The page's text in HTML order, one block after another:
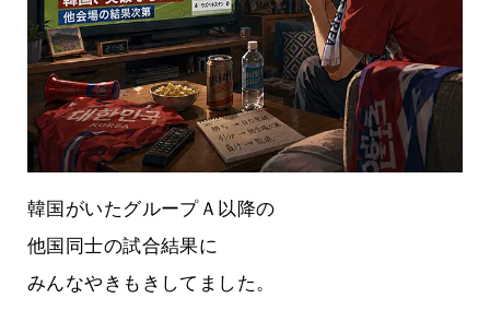
韓国がいたグループＡ以降の
他国同士の試合結果に
みんなやきもきしてました。